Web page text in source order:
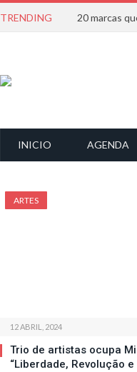
TRENDING
INICIO AGENDA
ARTES
12 ABRIL, 2024
Trio de artistas ocupa
“Liberdade, Revolução